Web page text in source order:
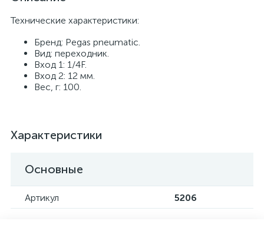
Технические характеристики:
Бренд: Pegas pneumatic.
Вид: переходник.
Вход 1: 1/4F.
Вход 2: 12 мм.
Вес, г: 100.
Характеристики
Основные
Артикул 5206